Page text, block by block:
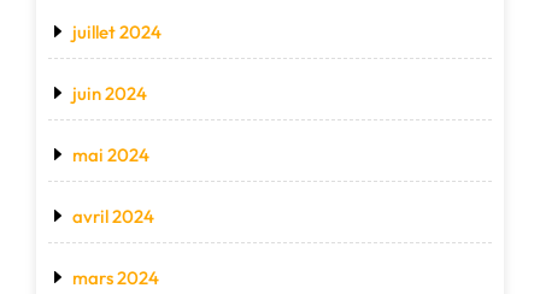
juillet 2024
juin 2024
mai 2024
avril 2024
mars 2024